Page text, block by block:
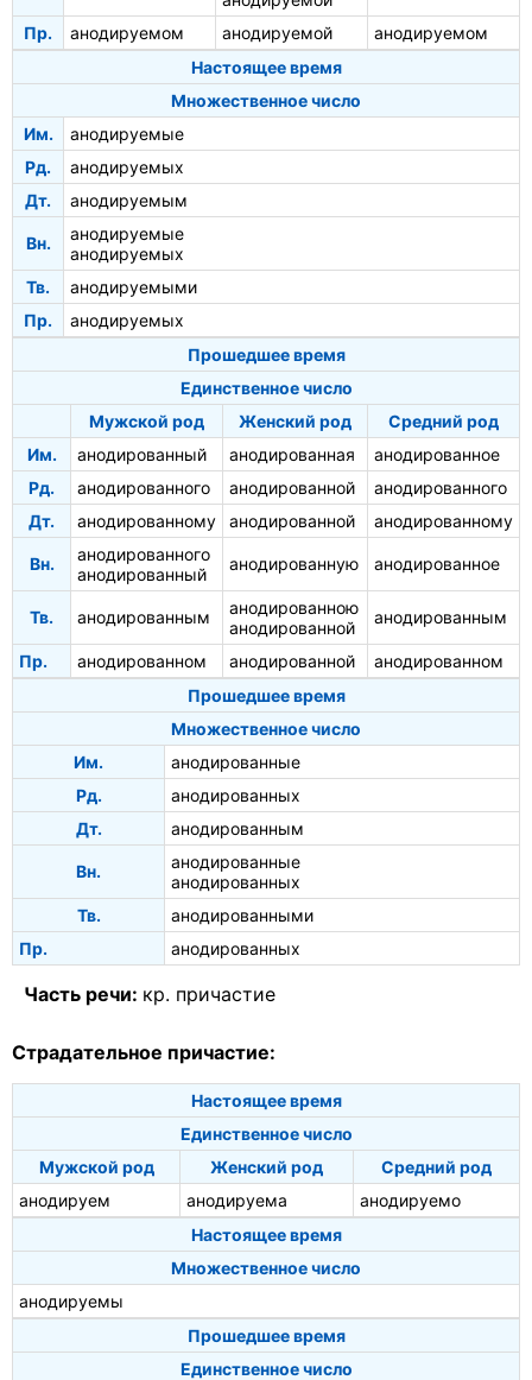
Пр.
анодируемом анодируемой
анодируемом
Настоящее время
Множественное число
Им.
анодируемые
Рд.
анодируемых
Дт.
анодируемым
Вн.
анодируемые
анодируемых
Тв.
анодируемыми
Пр.
анодируемых
Прошедшее время
Единственное число
Мужской род
Женский род
Средний род
Им.
анодированный анодированная
анодированное
Рд.
анодированного анодированной
анодированного
Дт.
анодированному анодированной анодированному
Вн.
анодированного
анодированный
анодированную анодированное
Тв. анодированным
анодированною
анодированной
анодированным
Пр. анодированном анодированной
анодированном
Прошедшее время
Множественное число
Им.
анодированные
Рд.
анодированных
Дт.
анодированным
Вн.
анодированные
анодированных
Тв.
анодированными
Пр.
анодированных
Часть речи: кр. причастие
Страдательное причастие:
Настоящее время
Единственное число
Мужской род
Женский род
Средний род
анодируем
анодируема
анодируемо
Настоящее время
Множественное число
анодируемы
Прошедшее время
Единственное число